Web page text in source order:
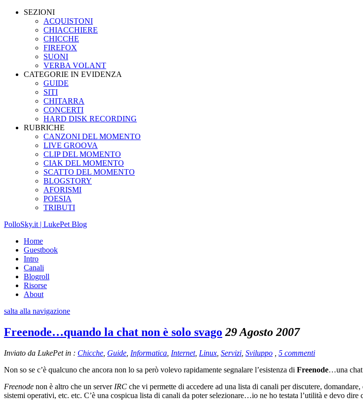
SEZIONI
ACQUISTONI
CHIACCHIERE
CHICCHE
FIREFOX
SUONI
VERBA VOLANT
CATEGORIE IN EVIDENZA
GUIDE
SITI
CHITARRA
CONCERTI
HARD DISK RECORDING
RUBRICHE
CANZONI DEL MOMENTO
LIVE GROOVA
CLIP DEL MOMENTO
CIAK DEL MOMENTO
SCATTO DEL MOMENTO
BLOGSTORY
AFORISMI
POESIA
TRIBUTI
PolloSky.it | LukePet Blog
Home
Guestbook
Intro
Canali
Blogroll
Risorse
About
salta alla navigazione
Freenode…quando la chat non è solo svago 29 Agosto 2007
Inviato da LukePet in : Chicche Guide Informatica Internet, Linux Servizi Sviluppo
5 commenti
Non so se c’è qualcuno che ancora non lo sa però volevo rapidamente segnalare l’esistenza di Freenode…una
Freenode non è altro che un server IRC che vi permette di accedere ad una lista di canali per discutere,
sistemi operativi, etc. etc. C’è una cospicua lista di canali da poter selezionare…io ne ho testata l’utilità e devo dire